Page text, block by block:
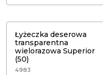
Łyżeczka deserowa
transparentna
wielorazowa Superior
(50)
4983